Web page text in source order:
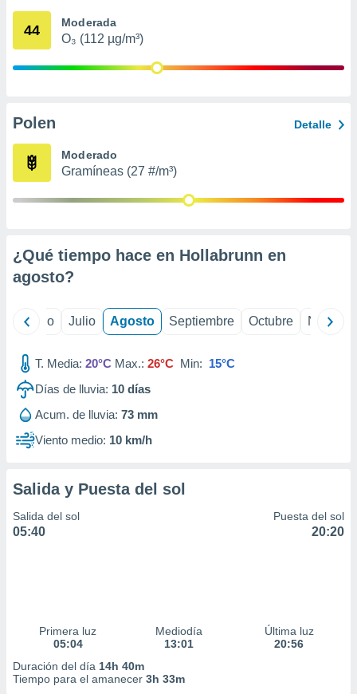
e
publicidad
1199
44 Moderada
O₃ (112 µg/m³)
Polen Detalle
Moderado
Gramíneas (27 #/m³)
¿Qué tiempo hace en Hollabrunn en
agosto?
Junio Julio Agosto Septiembre Octubre
T. Media: 20°C Max.: 26°C Min: 15°C
Días de lluvia: 10 días
Acum. de lluvia: 73 mm
Viento medio: 10 km/h
Salida y Puesta del sol
Salida del sol
05:40
Puesta del sol
20:20
Primera luz
05:04
Mediodía
13:01
Última luz
20:56
Duración del día 14h 40m
Tiempo para el amanecer 3h 33m